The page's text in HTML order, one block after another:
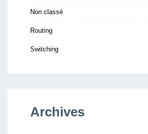
Non classé
Routing
Switching
Archives